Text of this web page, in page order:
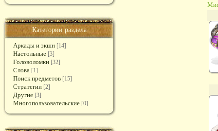
Категории раздела
Аркады и экшн [14]
Настольные [3]
Головоломки [32]
Слова [1]
Поиск предметов [15]
Стратегии [2]
Другие [3]
Многопользовательские [0]